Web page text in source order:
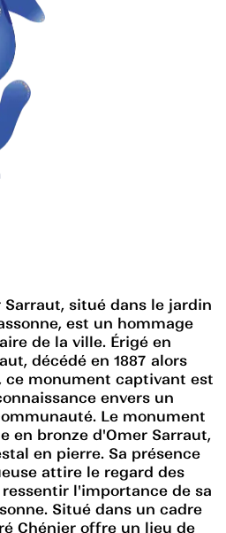
situé dans le jardin
est un hommage
de la ville. Érigé en
décédé en 1887 alors
monument captivant est
envers un
Le monument
en bronze d'Omer Sarraut,
en pierre. Sa présence
attire le regard des
l'importance de sa
Situé dans un cadre
Chénier offre un lieu de